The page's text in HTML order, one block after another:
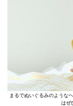
まるでぬいぐるみのような
はぜ